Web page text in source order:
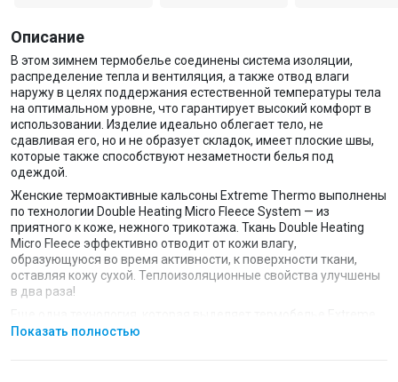
Описание
В этом зимнем термобелье соединены система изоляции,
распределение тепла и вентиляция, а также отвод влаги
наружу в целях поддержания естественной температуры тела
на оптимальном уровне, что гарантирует высокий комфорт в
использовании. Изделие идеально облегает тело, не
сдавливая его, но и не образует складок, имеет плоские швы,
которые также способствуют незаметности белья под
одеждой.
Женские термоактивные кальсоны Extreme Thermo выполнены
по технологии Double Heating Micro Fleece System — из
приятного к коже, нежного трикотажа. Ткань Double Heating
Micro Fleece эффективно отводит от кожи влагу,
образующуюся во время активности, к поверхности ткани,
оставляя кожу сухой. Теплоизоляционные свойства улучшены
в два раза!
Thermo — BTP Covering System — это способ плетения, при
Показать полностью